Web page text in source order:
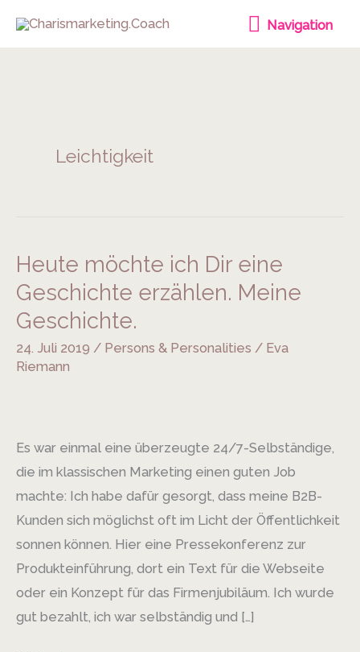
Inhalt
Navigation
Navigation
Leichtigkeit
Heute möchte ich Dir eine
Geschichte erzählen. Meine
Geschichte.
24. Juli 2019 / Persons & Personalities / Eva
Riemann
Es war einmal eine überzeugte 24/7-Selbständige,
die im klassischen Marketing einen guten Job
machte: Ich habe dafür gesorgt, dass meine B2B-
Kunden sich möglichst oft im Licht der Öffentlichkeit
sonnen können. Hier eine Pressekonferenz zur
Produkteinführung, dort ein Text für die Webseite
oder ein Konzept für das Firmenjubiläum. Ich wurde
gut bezahlt, ich war selbständig und […]
Heute
möchte
ich
Dir
eine
Geschichte.